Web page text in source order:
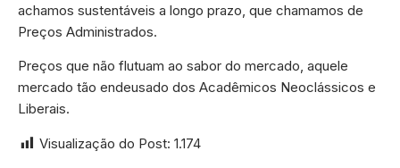
achamos sustentáveis a longo prazo, que chamamos de
Preços Administrados.
Preços que não flutuam ao sabor do mercado, aquele
mercado tão endeusado dos Acadêmicos Neoclássicos e
Liberais.
Visualização do Post: 1.174